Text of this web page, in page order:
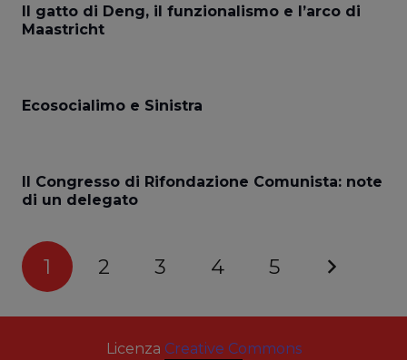
Il gatto di Deng, il funzionalismo e l’arco di
Maastricht
Ecosocialimo e Sinistra
Il Congresso di Rifondazione Comunista: note
di un delegato
1 2 3 4 5
Licenza Creative Commons